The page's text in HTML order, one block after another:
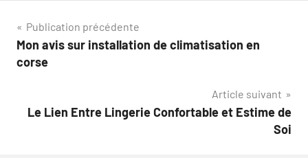
Navigation
de
Publication précédente
Mon avis sur installation de climatisation en
corse
Article suivant
Le Lien Entre Lingerie Confortable et Estime de
Soi